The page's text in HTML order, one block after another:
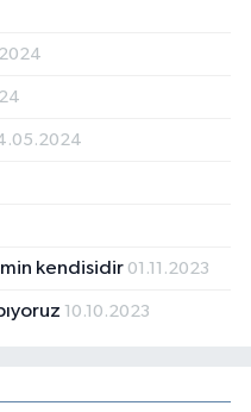
kendisidir 01.11.2023
10.10.2023